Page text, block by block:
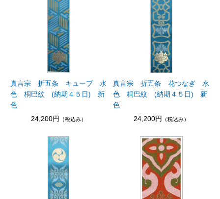
真言宗 折五条 キューブ 水
色 桐巴紋 (納期４５日) 新
色
24,200円
（税込み）
真言宗 折五条 花つなぎ 水
色 桐巴紋 (納期４５日) 新
色
24,200円
（税込み）